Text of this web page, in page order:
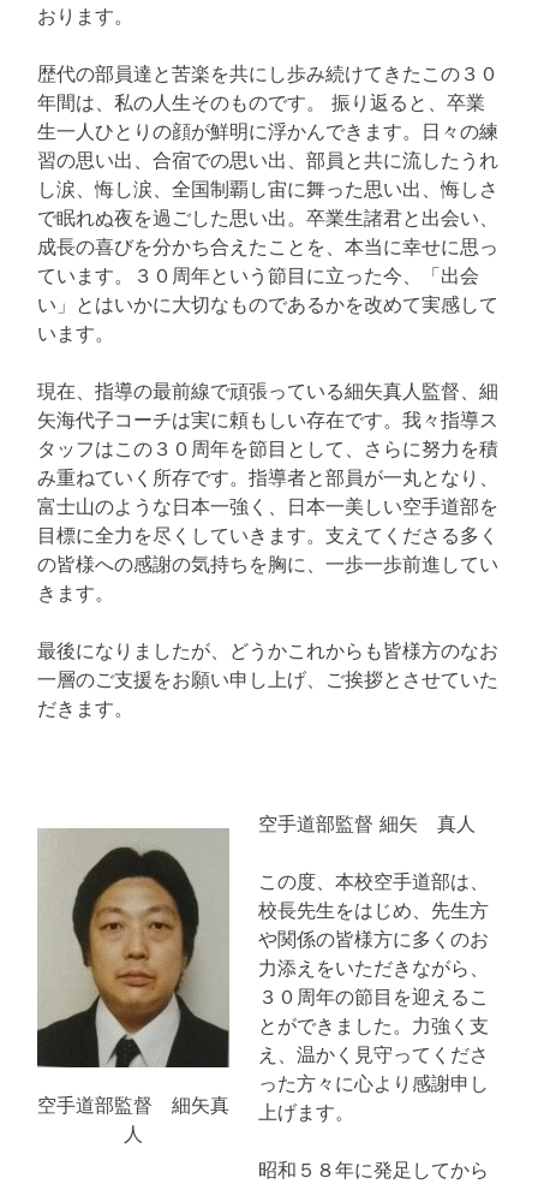
おります。
歴代の部員達と苦楽を共にし歩み続けてきたこの３０
年間は、私の人生そのものです。 振り返ると、卒業
生一人ひとりの顔が鮮明に浮かんできます。日々の練
習の思い出、合宿での思い出、部員と共に流したうれ
し涙、悔し涙、全国制覇し宙に舞った思い出、悔しさ
で眠れぬ夜を過ごした思い出。卒業生諸君と出会い、
成長の喜びを分かち合えたことを、本当に幸せに思っ
ています。３０周年という節目に立った今、「出会
い」とはいかに大切なものであるかを改めて実感して
います。
現在、指導の最前線で頑張っている細矢真人監督、細
矢海代子コーチは実に頼もしい存在です。我々指導ス
タッフはこの３０周年を節目として、さらに努力を積
み重ねていく所存です。指導者と部員が一丸となり、
富士山のような日本一強く、日本一美しい空手道部を
目標に全力を尽くしていきます。支えてくださる多く
の皆様への感謝の気持ちを胸に、一歩一歩前進してい
きます。
最後になりましたが、どうかこれからも皆様方のなお
一層のご支援をお願い申し上げ、ご挨拶とさせていた
だきます。
空手道部監督 細矢真
人
空手道部監督 細矢 真人
この度、本校空手道部は、
校長先生をはじめ、先生方
や関係の皆様方に多くのお
力添えをいただきながら、
３０周年の節目を迎えるこ
とができました。力強く支
え、温かく見守ってくださ
った方々に心より感謝申し
上げます。
昭和５８年に発足してから